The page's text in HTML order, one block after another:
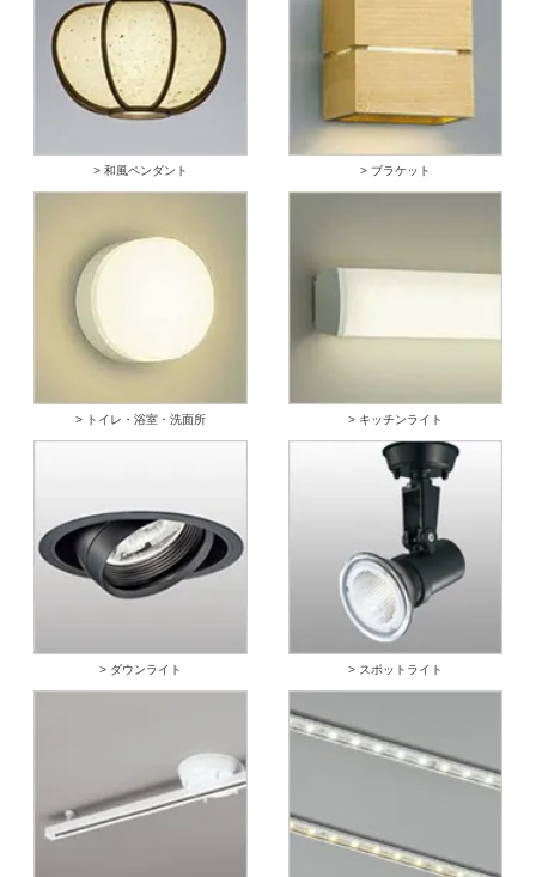
> 和風ペンダント > ブラケット
> トイレ・浴室・洗面所 > キッチンライト
> ダウンライト > スポットライト